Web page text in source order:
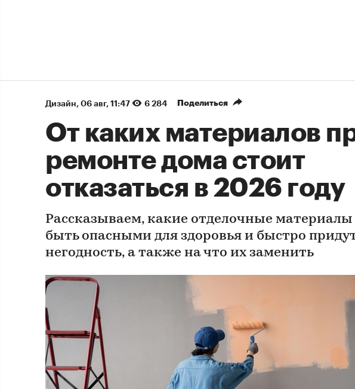
Дизайн⁠, 06 авг, 11:47 6 284 Поделиться
От каких материалов
ремонте дома стоит
отказаться в 2026 году
Рассказываем, какие отделочные материалы
быть опасными для здоровья и быстро
негодность, а также на что их заменить